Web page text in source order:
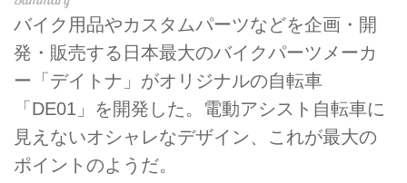
バイク用品やカスタムパーツなどを企画・開
発・販売する日本最大のバイクパーツメーカ
ー「デイトナ」がオリジナルの自転車
「DE01」を開発した。電動アシスト自転車に
見えないオシャレなデザイン、これが最大の
ポイントのようだ。